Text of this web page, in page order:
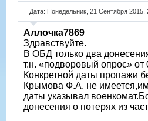
Дата: Понедельник, 21 Сентября
Аллочка7869
Здравствуйте.
В ОБД только два
т.н. «подворовый опрос» от
Конкретной даты пропажи
Крымова Ф.А. не
даты указывал
донесения о потерях из